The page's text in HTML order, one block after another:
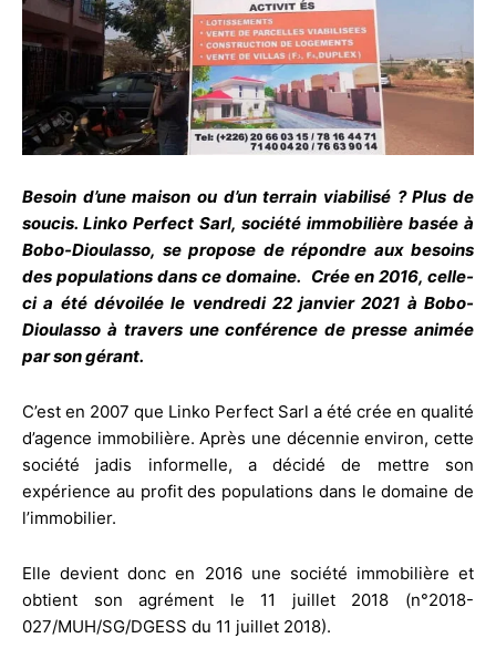
Besoin d’une maison ou d’un terrain viabilisé ? Plus de
soucis. Linko Perfect Sarl, société immobilière basée à
Bobo-Dioulasso, se propose de répondre aux besoins
des populations dans ce domaine. Crée en 2016, celle-
ci a été dévoilée le vendredi 22 janvier 2021 à Bobo-
Dioulasso à travers une conférence de presse animée
par son gérant.
C’est en 2007 que Linko Perfect Sarl a été crée en qualité
d’agence immobilière. Après une décennie environ, cette
société jadis informelle, a décidé de mettre son
expérience au profit des populations dans le domaine de
l’immobilier.
Elle devient donc en 2016 une société immobilière et
obtient son agrément le 11 juillet 2018 (n°2018-
027/MUH/SG/DGESS du 11 juillet 2018).